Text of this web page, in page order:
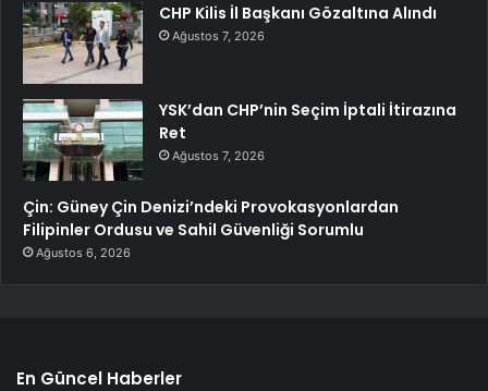
CHP Kilis İl Başkanı Gözaltına Alındı
Ağustos 7, 2026
YSK’dan CHP’nin Seçim İptali İtirazına
Ret
Ağustos 7, 2026
Çin: Güney Çin Denizi’ndeki Provokasyonlardan
Filipinler Ordusu ve Sahil Güvenliği Sorumlu
Ağustos 6, 2026
En Güncel Haberler